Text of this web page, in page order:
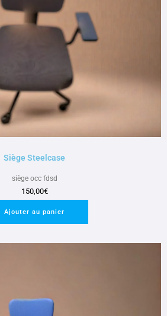
Siège Steelcase
siège occ fdsd
150,00€
Ajouter au panier